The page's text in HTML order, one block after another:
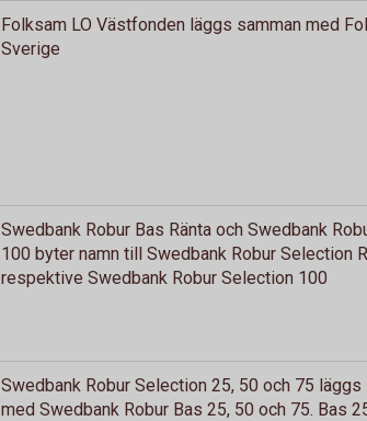
Folksam LO Västfonden läggs samman med
Sverige
Swedbank Robur Bas Ränta och Swedbank
100 byter namn till Swedbank Robur Selection
respektive Swedbank Robur Selection 100
Swedbank Robur Selection 25, 50 och 75 läggs
med Swedbank Robur Bas 25, 50 och 75. Bas